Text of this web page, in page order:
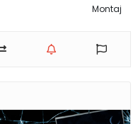
Montaj